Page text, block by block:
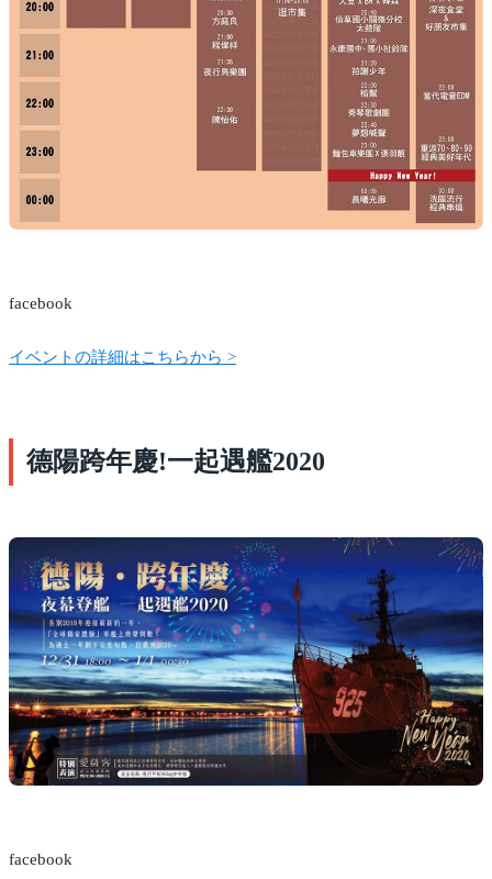
facebook
イベントの詳細はこちらから >
德陽跨年慶!一起遇艦2020
facebook